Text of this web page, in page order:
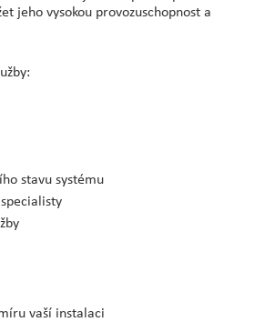
jeho vysokou provozuschopnost a
stavu systému
vaší instalaci